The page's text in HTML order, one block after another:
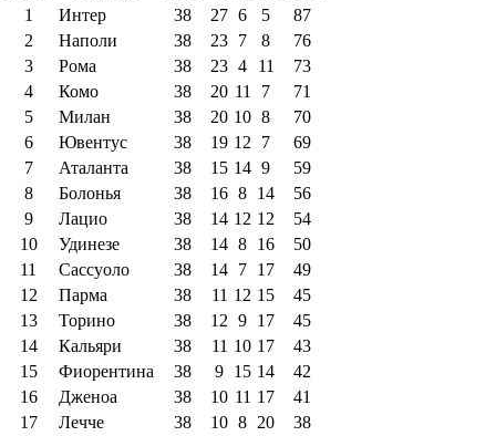
1
Интер 38 27 6 5
87
2
Наполи 38 23 7 8
76
3
Рома 38 23 4 11
73
4
Комо 38 20 11 7
71
5
Милан 38 20 10 8
70
6
Ювентус 38 19 12 7
69
7
Аталанта 38 15 14 9
59
8
Болонья 38 16 8 14
56
9
Лацио 38 14 12 12
54
10
Удинезе 38 14 8 16
50
11
Сассуоло 38 14 7 17
49
12
Парма 38 11 12 15
45
13
Торино 38 12 9 17
45
14
Кальяри 38 11 10 17
43
15
Фиорентина 38 9 15 14
42
16
Дженоа 38 10 11 17
41
17
Лечче 38 10 8 20
38